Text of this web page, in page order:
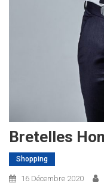
Bretelles
Shopping
16 Décembre 2020